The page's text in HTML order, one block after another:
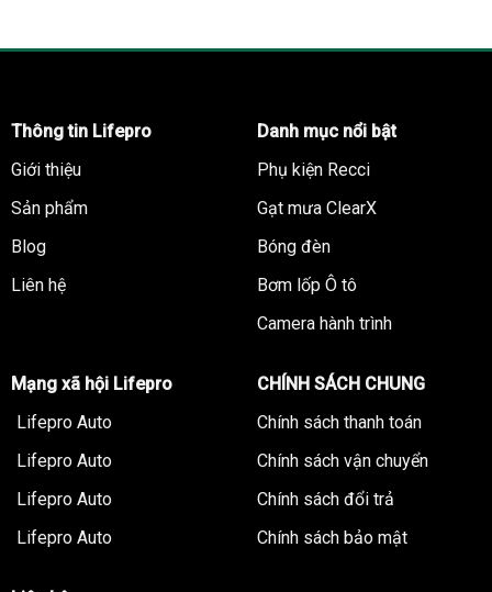
Hà Nội, Việt Nam
Hotline: (024) 32 222 555 – 093 232 0927
Hỗ trợ mua hàng trên website: https://lifepro.vn/ hoặc
fanpage: https://www.facebook.com/phukienotolifepro
Phụ tùng ô tô Hàn Quốc
Thông tin Lifepro
Giới thiệu
Sản phẩm
Blog
Liên hệ
Danh mục nổi bật
Phụ kiện Recci
Gạt mưa ClearX
Bóng đèn
Bơm lốp Ô tô
Camera hành trình
Mạng xã hội Lifepro
Lifepro Auto
Lifepro Auto
Lifepro Auto
Lifepro Auto
CHÍNH SÁCH CHUNG
Chính sách thanh toán
Chính sách vận chuyển
Chính sách đổi trả
Chính sách bảo mật